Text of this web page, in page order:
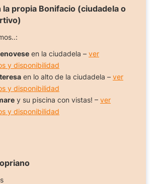
la propia Bonifacio (ciudadela o
en la ciudadela – ver
y disponibilidad
en lo alto de la ciudadela – ver
y disponibilidad
y su piscina con vistas! – ver
y disponibilidad